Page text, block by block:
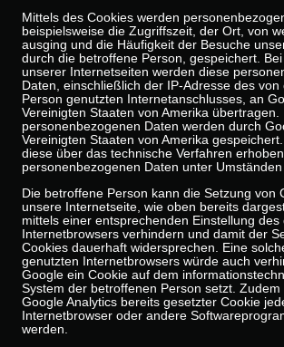
Mittels des Cookies werden
beispielsweise die Zugriffszeit, der Ort, von
ausging und die Häufigkeit der Besuche
durch die betroffene Person, gespeichert.
unserer Internetseiten werden diese
Daten, einschließlich der IP-Adresse des
Person genutzten Internetanschlusses, an
Vereinigten Staaten von Amerika übertragen.
personenbezogenen Daten werden durch
Vereinigten Staaten von Amerika
diese über das technische Verfahren
personenbezogenen Daten unter
Die betroffene Person kann die Setzung von
unsere Internetseite, wie oben bereits
mittels einer entsprechenden Einstellung des
Internetbrowsers verhindern und damit der
Cookies dauerhaft widersprechen. Eine
genutzten Internetbrowsers würde auch
Google ein Cookie auf dem
System der betroffenen Person setzt. Zudem
Google Analytics bereits gesetzter Cookie
Internetbrowser oder andere
werden.